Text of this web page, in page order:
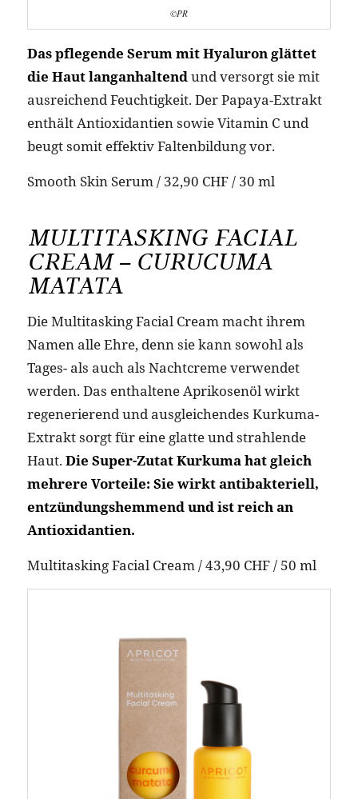
©PR
Das pflegende Serum mit Hyaluron glättet
die Haut langanhaltendund versorgt sie mit
ausreichend Feuchtigkeit. Der Papaya-Extrakt
enthält Antioxidantien sowie Vitamin C und
beugt somit effektiv Faltenbildung vor.
Smooth Skin Serum / 32,90 CHF / 30 ml
MULTITASKING FACIAL
CREAM – CURUCUMA
MATATA
Die Multitasking Facial Cream macht ihrem
Namen alle Ehre, denn sie kann sowohl als
Tages- als auch als Nachtcreme verwendet
werden. Das enthaltene Aprikosenöl wirkt
regenerierend und ausgleichendes Kurkuma-
Extrakt sorgt für eine glatte und strahlende
Haut. Die Super-Zutat Kurkuma hat gleich
mehrere Vorteile: Sie wirkt antibakteriell,
entzündungshemmend und ist reich an
Antioxidantien.
Multitasking Facial Cream / 43,90 CHF / 50 ml